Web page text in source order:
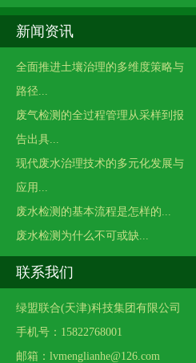
新闻资讯
全面推进土壤治理的多维度策略与
路径...
废气检测的全过程管理从采样到报
告出具...
现代废水治理技术的多元化发展与
应用...
废水检测的基本流程是怎样的...
废水检测为什么不可或缺...
联系我们
绿盟联合(天津)科技集团有限公司
手机号：15822768001
邮箱：lvmenglianhe@126.com